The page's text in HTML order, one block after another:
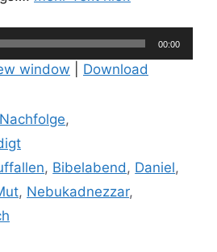
00:00
window Download
,
, Bibelabend , Daniel,
, Nebukadnezzar,